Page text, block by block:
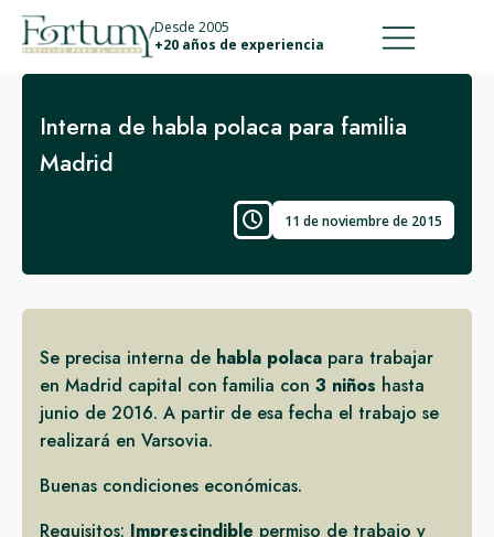
911 887 226
Desde 2005
+20 años de experiencia
Interna de habla polaca para familia
Madrid
11 de noviembre de 2015
Se precisa interna de habla polaca para trabajar
en Madrid capital con familia con 3 niños hasta
junio de 2016. A partir de esa fecha el trabajo se
realizará en Varsovia.
Buenas condiciones económicas.
Requisitos: Imprescindible permiso de trabajo y